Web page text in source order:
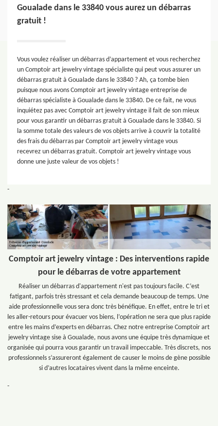
Goualade dans le 33840 vous aurez un débarras
gratuit !
Vous voulez réaliser un débarras d’appartement et vous recherchez
un Comptoir art jewelry vintage spécialiste qui peut vous assurer un
débarras gratuit à Goualade dans le 33840 ? Ah, ça tombe bien
puisque nous avons Comptoir art jewelry vintage entreprise de
débarras spécialiste à Goualade dans le 33840. De ce fait, ne vous
inquiétez pas avec Comptoir art jewelry vintage il fait de son mieux
pour vous garantir un débarras gratuit à Goualade dans le 33840. Si
la somme totale des valeurs de vos objets arrive à couvrir la totalité
des frais du débarras par Comptoir art jewelry vintage vous
recevrez un débarras gratuit. Comptoir art jewelry vintage vous
donne une juste valeur de vos objets !
-
Comptoir art jewelry vintage : Des interventions rapide
pour le débarras de votre appartement
Réaliser un débarras d'appartement n'est pas toujours facile. C’est
fatigant, parfois très stressant et cela demande beaucoup de temps. Une
aide professionnelle vous sera donc très bénéfique. En effet, entre le tri et
les aller-retours pour évacuer vos biens, l’opération ne sera que plus rapide
entre les mains d’experts en débarras. Chez notre entreprise Comptoir art
jewelry vintage sise à Goualade, nous avons une équipe très dynamique et
organisée qui pourra vous garantir un travail impeccable. Très discrets, nos
professionnels s’assureront également de causer le moins de gène possible
si d’autres locataires vivent dans la même enceinte.
-